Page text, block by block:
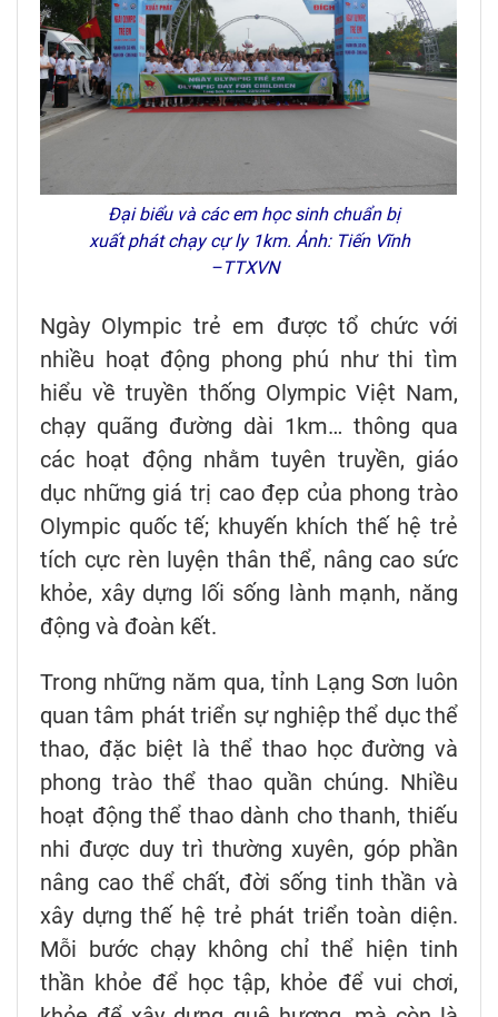
Đại biểu và các em học sinh chuẩn bị
xuất phát chạy cự ly 1km. Ảnh: Tiến Vĩnh
–TTXVN
Ngày Olympic trẻ em được tổ chức với
nhiều hoạt động phong phú như thi tìm
hiểu về truyền thống Olympic Việt Nam,
chạy quãng đường dài 1km… thông qua
các hoạt động nhằm tuyên truyền, giáo
dục những giá trị cao đẹp của phong trào
Olympic quốc tế; khuyến khích thế hệ trẻ
tích cực rèn luyện thân thể, nâng cao sức
khỏe, xây dựng lối sống lành mạnh, năng
động và đoàn kết.
Trong những năm qua, tỉnh Lạng Sơn luôn
quan tâm phát triển sự nghiệp thể dục thể
thao, đặc biệt là thể thao học đường và
phong trào thể thao quần chúng. Nhiều
hoạt động thể thao dành cho thanh, thiếu
nhi được duy trì thường xuyên, góp phần
nâng cao thể chất, đời sống tinh thần và
xây dựng thế hệ trẻ phát triển toàn diện.
Mỗi bước chạy không chỉ thể hiện tinh
thần khỏe để học tập, khỏe để vui chơi,